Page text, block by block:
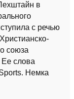
в
с речью
союза
слова
Немка